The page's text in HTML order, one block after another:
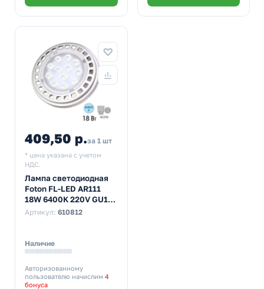
409,50 р.за 1 шт
* цена указана с учетом
НДС.
Лампа светодиодная
Foton FL-LED AR111
18W 6400K 220V GU10
30° 1400Lm дневной
Артикул: 610812
Наличие
Авторизованному
пользователю начислим 4
бонуса